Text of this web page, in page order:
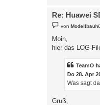
Re: Huawei
e
t
r
von
Moin,
hier das LOG-
TeamO
Do 28. Apr
Was sagt
Gruß,